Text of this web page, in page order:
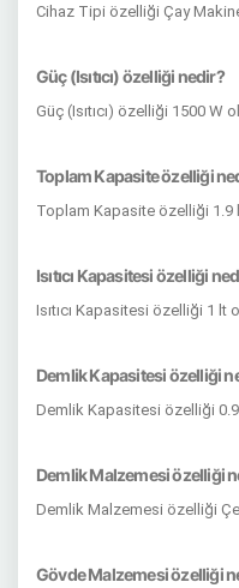
Cihaz Tipi özelliği Çay
Güç (Isıtıcı) özelliği nedir?
Güç (Isıtıcı) özelliği 1500 W
Toplam Kapasite özelliği
Toplam Kapasite özelliği 1.9
Isıtıcı Kapasitesi özelliği
Isıtıcı Kapasitesi özelliği 1 lt
Demlik Kapasitesi özelliği
Demlik Kapasitesi özelliği
Demlik Malzemesi özelliği
Demlik Malzemesi özelliği
Gövde Malzemesi özelliği